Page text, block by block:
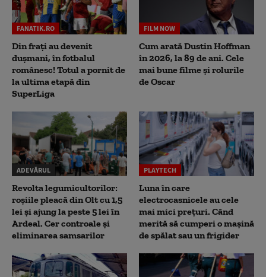
FANATIK.RO
Din frați au devenit
dușmani, în fotbalul
românesc! Totul a pornit de
la ultima etapă din
SuperLiga
FILM NOW
Cum arată Dustin Hoffman
în 2026, la 89 de ani. Cele
mai bune filme și rolurile
de Oscar
ADEVĂRUL
Revolta legumicultorilor:
roșiile pleacă din Olt cu 1,5
lei și ajung la peste 5 lei în
Ardeal. Cer controale și
eliminarea samsarilor
PLAYTECH
Luna în care
electrocasnicele au cele
mai mici prețuri. Când
merită să cumperi o mașină
de spălat sau un frigider